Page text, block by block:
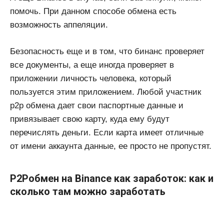
помочь. При данном способе обмена есть
возможность аппеляции.
Безопасность еще и в том, что бинанс проверяет
все документы, а еще иногда проверяет в
приложении личность человека, который
пользуется этим приложением. Любой участник
p2p обмена дает свои паспортные данные и
привязывает свою карту, куда ему будут
перечислять деньги. Если карта имеет отличные
от имени аккаунта данные, ее просто не пропустят.
P2Pобмен на Binance как заработок: как и
сколько там можно заработать